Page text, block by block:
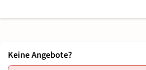
Keine Angebote?